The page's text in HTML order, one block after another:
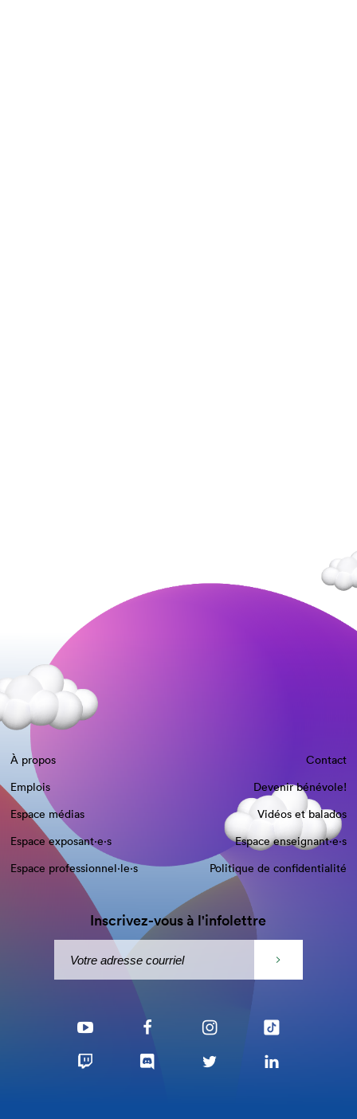
À propos
Contact
Emplois
Devenir bénévole!
Espace médias
Vidéos et balados
Espace exposant·e⋅s
Espace enseignant·e⋅s
Espace professionnel·le⋅s
Politique de confidentialité
Inscrivez-vous à l'infolettre